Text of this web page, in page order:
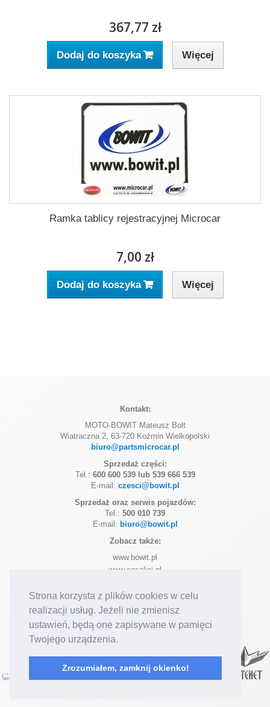
Strona korzysta z plików cookies w celu
realizacji usług. Jeżeli nie zmienisz
ustawień, będą one zapisywane w pamięci
Twojego urządzenia.
Zrozumiałem, zamknij okienko!
367,77 zł
Dodaj do koszyka Więcej
Ramka tablicy rejestracyjnej Microcar
7,00 zł
Dodaj do koszyka Więcej
Kontakt:
MOTO-BOWIT Mateusz Bolt
Wiatraczna 2, 63-720 Koźmin Wielkopolski
biuro@partsmicrocar.pl
Sprzedaż części:
Tel.: 600 600 539 lub 539 666 539
E-mail: czesci@bowit.pl
Sprzedaż oraz serwis pojazdów:
Tel.: 500 010 739
E-mail: biuro@bowit.pl
Zobacz także:
www.bowit.pl
www.casalini.pl
www.microcar.pl
Dołącz do nas na:
Posiadamy autoryzację marek: